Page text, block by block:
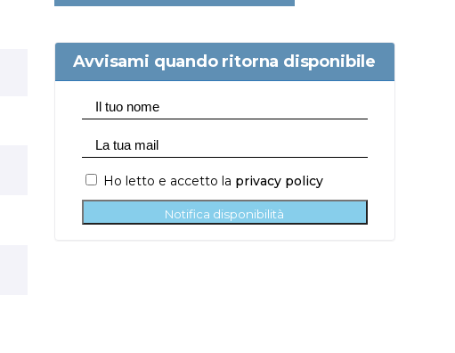
Avvisami quando ritorna disponibile
Ho letto e accetto la privacy policy
Notifica disponibilità